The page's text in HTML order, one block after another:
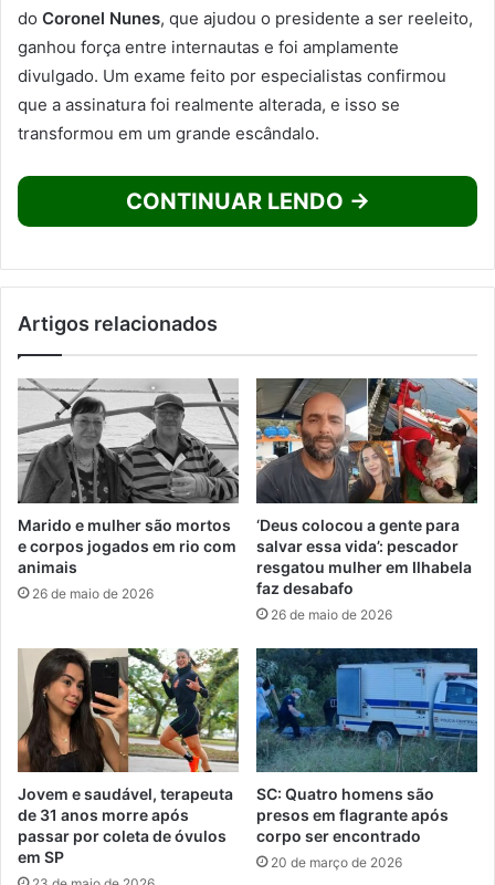
do Coronel Nunes, que ajudou o presidente a ser reeleito,
ganhou força entre internautas e foi amplamente
divulgado. Um exame feito por especialistas confirmou
que a assinatura foi realmente alterada, e isso se
transformou em um grande escândalo.
CONTINUAR LENDO →
Artigos relacionados
Marido e mulher são mortos
e corpos jogados em rio com
animais
26 de maio de 2026
‘Deus colocou a gente para
salvar essa vida’: pescador
resgatou mulher em Ilhabela
faz desabafo
26 de maio de 2026
Jovem e saudável, terapeuta
de 31 anos morre após
passar por coleta de óvulos
em SP
SC: Quatro homens são
presos em flagrante após
corpo ser encontrado
20 de março de 2026